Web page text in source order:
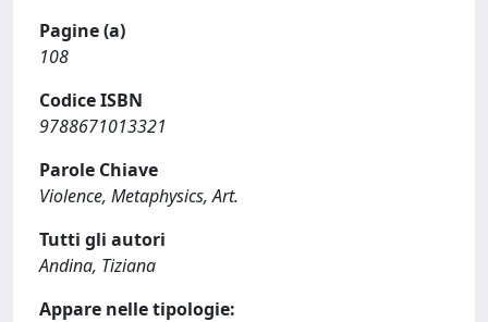
Pagine (a)
108
Codice ISBN
9788671013321
Parole Chiave
Violence, Metaphysics, Art.
Tutti gli autori
Andina, Tiziana
Appare nelle tipologie: